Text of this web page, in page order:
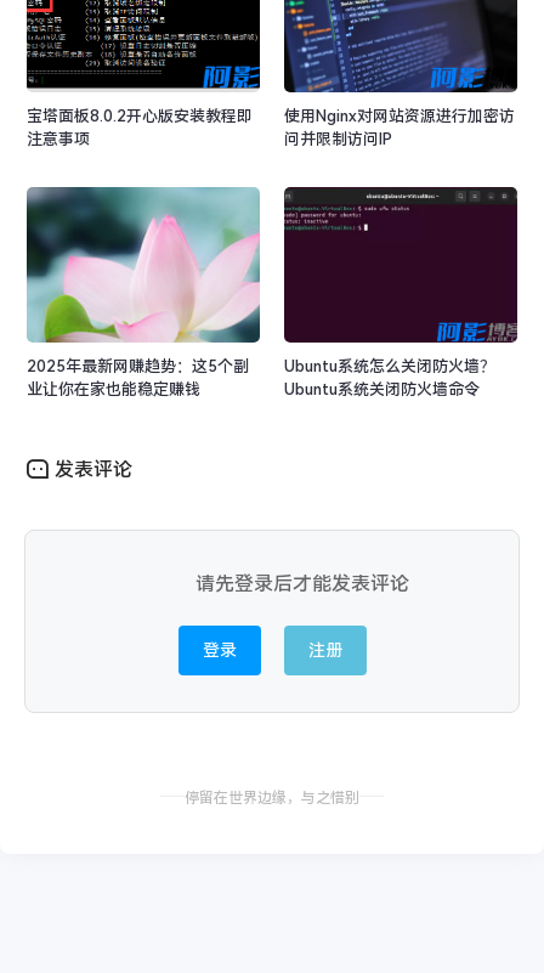
宝塔面板8.0.2开心版安装教程即
注意事项
使用Nginx对网站资源进行加密访
问并限制访问IP
2025年最新网赚趋势：这5个副
业让你在家也能稳定赚钱
Ubuntu系统怎么关闭防火墙？
Ubuntu系统关闭防火墙命令
发表评论
请先登录后才能发表评论
登录 注册
停留在世界边缘，与之惜别